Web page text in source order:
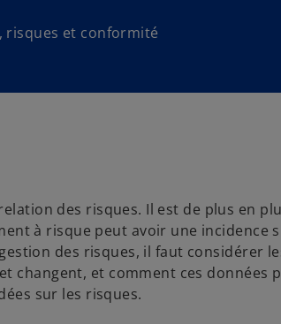
risques et conformité
des risques. Il est de plus en
à risque peut avoir une incidence
des risques, il faut considérer
changent, et comment ces données
sur les risques.